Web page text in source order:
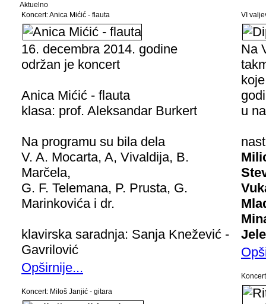
Aktuelno
Koncert: Anica Mićić - flauta
16. decembra 2014. godine
održan je koncert
Anica Mićić - flauta
klasa: prof. Aleksandar Burkert
Na programu su bila dela
V. A. Mocarta, A, Vivaldija, B.
Marčela,
G. F. Telemana, P. Prusta, G.
Marinkovića i dr.
klavirska saradnja: Sanja Knežević -
Gavrilović
Opširnije...
Koncert: Miloš Janjić - gitara
VI
Na
u